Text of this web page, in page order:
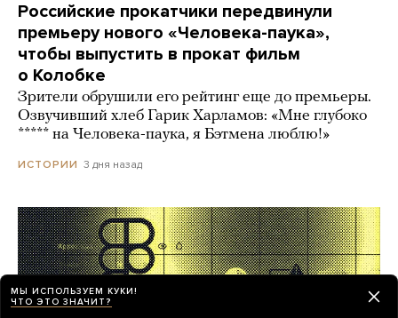
Российские прокатчики передвинули
премьеру нового «Человека-паука»,
чтобы выпустить в прокат фильм
о Колобке
Зрители обрушили его рейтинг еще до премьеры.
Озвучивший хлеб Гарик Харламов: «Мне глубоко
***** на Человека-паука, я Бэтмена люблю!»
ИСТОРИИ 3 дня назад
МЫ ИСПОЛЬЗУЕМ КУКИ!
ЧТО ЭТО ЗНАЧИТ?